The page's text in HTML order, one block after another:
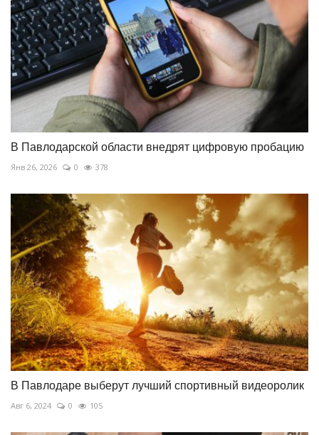
В Павлодарской области внедрят цифровую пробацию
Янв 26, 2026 0 378
В Павлодаре выберут лучший спортивный видеоролик
Авг 6, 2024 0 105